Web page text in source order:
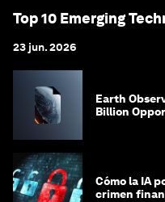
Top 10 Emerging
23 jun. 2026
Earth
Billion
Cómo la IA
crimen